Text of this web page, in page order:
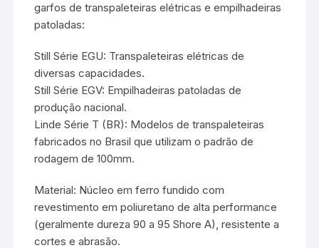
garfos de transpaleteiras elétricas e empilhadeiras
patoladas:
Still Série EGU: Transpaleteiras elétricas de
diversas capacidades.
Still Série EGV: Empilhadeiras patoladas de
produção nacional.
Linde Série T (BR): Modelos de transpaleteiras
fabricados no Brasil que utilizam o padrão de
rodagem de 100mm.
Material: Núcleo em ferro fundido com
revestimento em poliuretano de alta performance
(geralmente dureza 90 a 95 Shore A), resistente a
cortes e abrasão.